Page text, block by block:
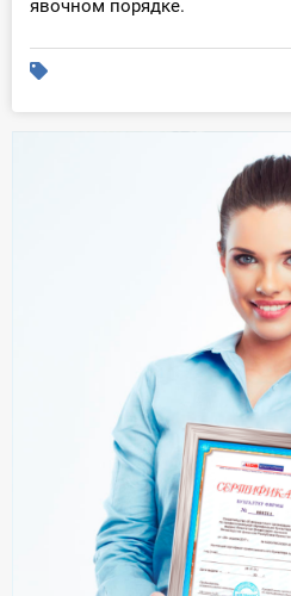
явочном порядке.